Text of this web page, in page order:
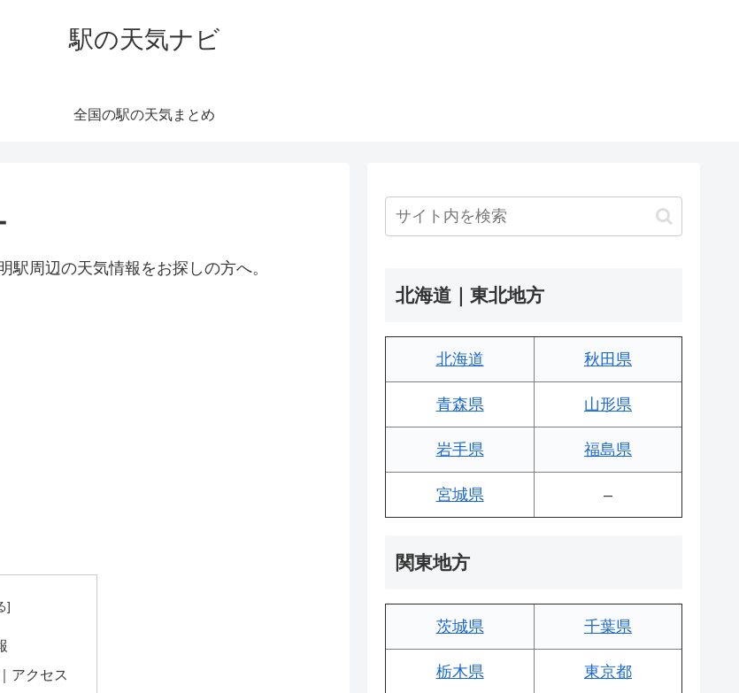
駅の天気ナビ
全国の駅の天気まとめ
周辺の天気情報をお探しの方へ。
アクセス
北海道｜東北地方
北海道 秋田県
青森県 山形県
岩手県 福島県
宮城県 –
関東地方
茨城県 千葉県
栃木県 東京都